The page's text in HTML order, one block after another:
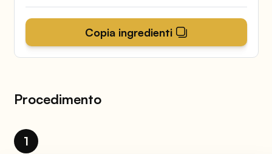
Copia ingredienti
Procedimento
1